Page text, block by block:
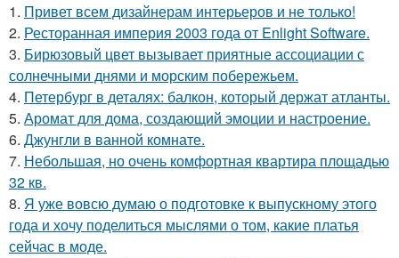
1. Привет всем дизайнерам интерьеров и не только!
2. Ресторанная империя 2003 года от Enlight Software.
3. Бирюзовый цвет вызывает приятные ассоциации с
солнечными днями и морским побережьем.
4. Петербург в деталях: балкон, который держат атланты.
5. Аромат для дома, создающий эмоции и настроение.
6. Джунгли в ванной комнате.
7. Небольшая, но очень комфортная квартира площадью
32 кв.
8. Я уже вовсю думаю о подготовке к выпускному этого
года и хочу поделиться мыслями о том, какие платья
сейчас в моде.